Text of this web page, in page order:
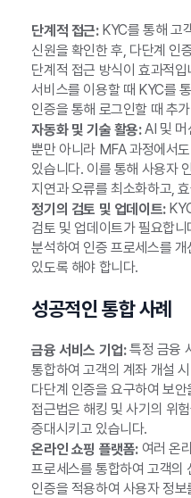
단계적 접근:KYC를 통해 고
신원을 확인한 후, 다단계 인
단계적 접근 방식이 효과적
서비스를 이용할 때 KYC를
인증을 통해 로그인할 때 추
자동화 및 기술 활용:AI 및 머
뿐만 아니라 MFA 과정에서
있습니다. 이를 통해 사용자
지연과 오류를 최소화하고,
정기의 검토 및 업데이트:
검토 및 업데이트가 필요합
분석하여 인증 프로세스를
있도록 해야 합니다.
성공적인 통합 사례
금융 서비스 기업:특정 금융
통합하여 고객의 계좌 개설
다단계 인증을 요구하여 보
접근법은 해킹 및 사기의 위
증대시키고 있습니다.
온라인 쇼핑 플랫폼:여러 온
프로세스를 통합하여 고객의
인증을 적용하여 사용자 정